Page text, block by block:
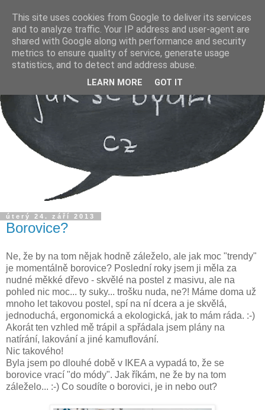
úterý 24. září 2013
Borovice?
Ne, že by na tom nějak hodně záleželo, ale jak moc "trendy"
je momentálně borovice? Poslední roky jsem ji měla za
nudné měkké dřevo - skvělé na postel z masivu, ale na
pohled nic moc... ty suky... trošku nuda, ne?! Máme doma už
mnoho let takovou postel, spí na ní dcera a je skvělá,
jednoduchá, ergonomická a ekologická, jak to mám ráda. :-)
Akorát ten vzhled mě trápil a spřádala jsem plány na
natírání, lakování a jiné kamuflování.
Nic takového!
Byla jsem po dlouhé době v IKEA a vypadá to, že se
borovice vrací "do módy". Jak říkám, ne že by na tom
záleželo... :-) Co soudíte o borovici, je in nebo out?
This site uses cookies from Google to deliver its services
and to analyze traffic. Your IP address and user-agent are
shared with Google along with performance and security
metrics to ensure quality of service, generate usage
statistics, and to detect and address abuse.
LEARN MORE GOT IT